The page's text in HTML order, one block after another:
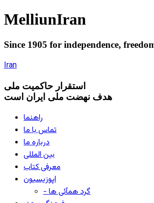
MelliunIran
Since 1905 for independence,
Iran
استقرار حاکميت ملی
هدف نهضت ملی ایران است
راهنما
تماس با ما
درباره ما
بین المللی
معرفی کتاب
اپوزیسیون
- گرد همآئی ها